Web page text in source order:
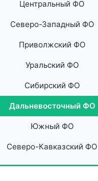
Центральный ФО
Северо-Западный ФО
Приволжский ФО
Уральский ФО
Сибирский ФО
Дальневосточный ФО
Южный ФО
Северо-Кавказский ФО